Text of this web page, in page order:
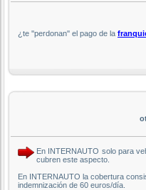
¿te ''perdonan'' el pago de la
En INTERNAUTO solo para
cubren este aspecto.
En INTERNAUTO la cobertura
indemnización de 60 euros/día.